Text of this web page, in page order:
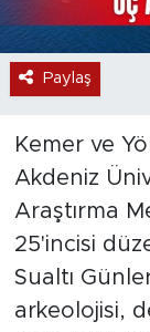
Paylaş
Kemer ve
Akdeniz
Araştırma
25'incisi
Sualtı
arkeolojisi,